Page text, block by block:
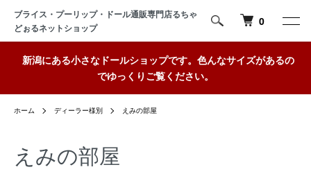
ブライス・プーリップ・ドール通販専門店るちゃ
どぉるネットショップ
0
新潟にある小さなドールショップです。色んなサイズがあるの
でゆっくりご覧ください。
ホーム ディーラー様別 えみの部屋
えみの部屋